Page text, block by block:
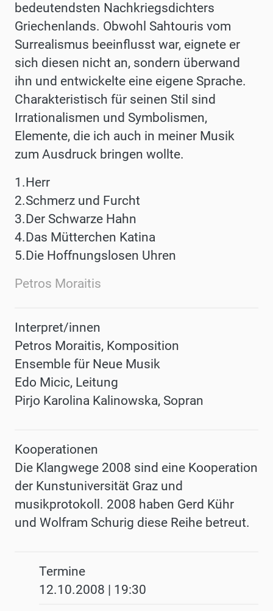
bedeutendsten Nachkriegsdichters
Griechenlands. Obwohl Sahtouris vom
Surrealismus beeinflusst war, eignete er
sich diesen nicht an, sondern überwand
ihn und entwickelte eine eigene Sprache.
Charakteristisch für seinen Stil sind
Irrationalismen und Symbolismen,
Elemente, die ich auch in meiner Musik
zum Ausdruck bringen wollte.
1.Herr
2.Schmerz und Furcht
3.Der Schwarze Hahn
4.Das Mütterchen Katina
5.Die Hoffnungslosen Uhren
Petros Moraitis
Interpret/innen
Petros Moraitis, Komposition
Ensemble für Neue Musik
Edo Micic, Leitung
Pirjo Karolina Kalinowska, Sopran
Kooperationen
Die Klangwege 2008 sind eine Kooperation
der Kunstuniversität Graz und
musikprotokoll. 2008 haben Gerd Kühr
und Wolfram Schurig diese Reihe betreut.
Termine
12.10.2008 | 19:30